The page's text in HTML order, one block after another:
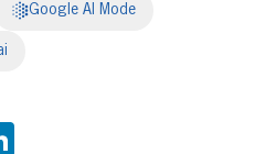
Google AI Mode